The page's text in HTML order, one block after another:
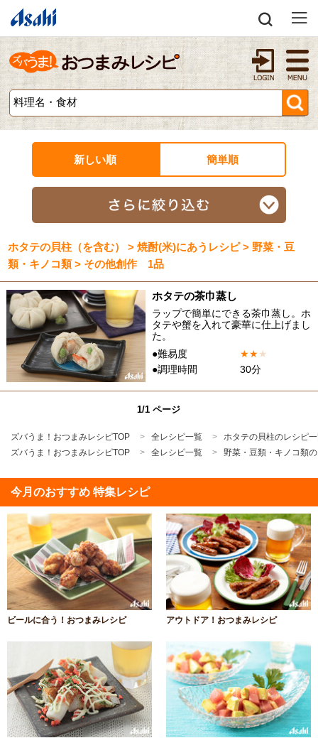
新しい順 簡単順
ホタテの貝柱（を含む） > 焼酎(米)にあうレシピ > 野菜・豆
類・キノコ類 > その他創作 1品
ホタテの茶巾蒸し
ラップで簡単にできる茶巾蒸し。ホ
タテや蟹を入れて豪華に仕上げまし
た。
●難易度
★★★
●調理時間
30分
1/1 ページ
ズバうま！おつまみレシピTOP 全レシピ一覧
ホタテの貝柱のレシピ
ズバうま！おつまみレシピTOP
全レシピ一覧 野菜・豆類・キノコ類
今月のおすすめ 特集レシピ
ビールに合う！おつまみレシピ アウトドア！おつまみレシピ